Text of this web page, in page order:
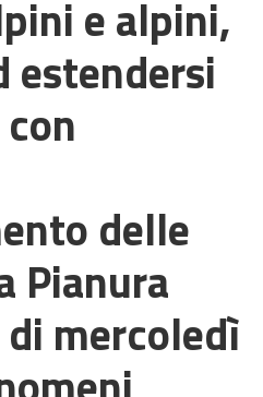
e alpini,
estendersi
delle
Pianura
mercoledì